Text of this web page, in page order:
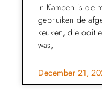
In Kampen is de
gebruiken de
keuken, die ooit
was,
December 21,